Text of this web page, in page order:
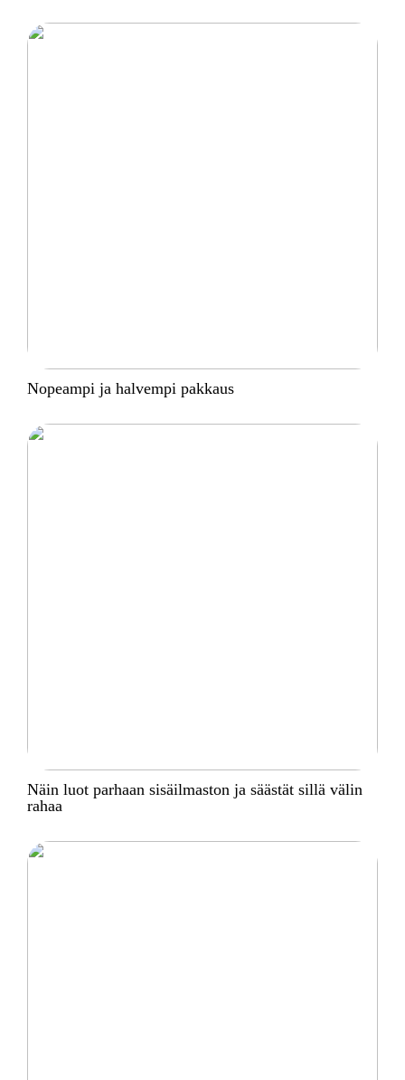
Nopeampi ja halvempi pakkaus
Näin luot parhaan sisäilmaston ja säästät sillä välin
rahaa